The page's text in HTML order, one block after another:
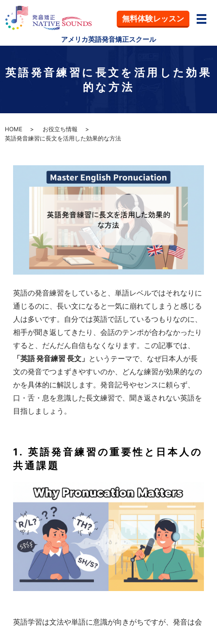
アメリカ英語発音矯正スクール
メ
無料体験レッスン
英語発音練習に長文を活用した効果
的な方法
HOME
お役立ち情報
英語発音練習に長文を活用した効果的な方法
英語の発音練習をしていると、単語レベルではそれなりに
通じるのに、長い文になると一気に崩れてしまうと感じる
人は多いです。自分では英語で話しているつもりなのに、
相手が聞き返してきたり、会話のテンポが合わなかったり
すると、だんだん自信もなくなります。この記事では、
「英語 発音練習 長文」 というテーマで、なぜ日本人が長
文の発音でつまずきやすいのか、どんな練習が効果的なの
かを具体的に解説します。発音記号やセンスに頼らず、
口・舌・息を意識した長文練習で、聞き返されない英語を
目指しましょう。
1. 英語発音練習の重要性と日本人の
共通課題
英語学習は文法や単語に意識が向きがちですが、発音は会